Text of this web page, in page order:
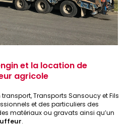
et la location de
agricole
Transports Sansoucy et Fils
et des particuliers des
matériaux ou gravats ainsi qu’un
.